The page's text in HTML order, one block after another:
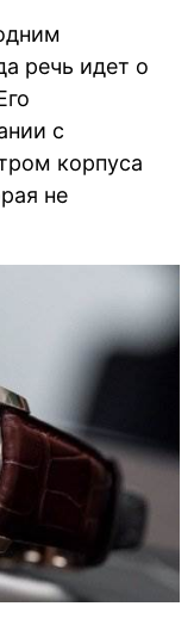
речь идет о
с
корпуса
не